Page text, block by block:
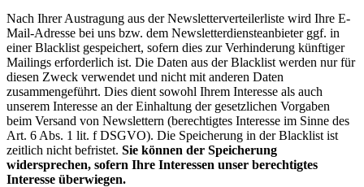
Nach Ihrer Austragung aus der Newsletterverteilerliste wird Ihre E-
Mail-Adresse bei uns bzw. dem Newsletterdiensteanbieter ggf. in
einer Blacklist gespeichert, sofern dies zur Verhinderung künftiger
Mailings erforderlich ist. Die Daten aus der Blacklist werden nur für
diesen Zweck verwendet und nicht mit anderen Daten
zusammengeführt. Dies dient sowohl Ihrem Interesse als auch
unserem Interesse an der Einhaltung der gesetzlichen Vorgaben
beim Versand von Newslettern (berechtigtes Interesse im Sinne des
Art. 6 Abs. 1 lit. f DSGVO). Die Speicherung in der Blacklist ist
zeitlich nicht befristet. Sie können der Speicherung
widersprechen, sofern Ihre Interessen unser berechtigtes
Interesse überwiegen.